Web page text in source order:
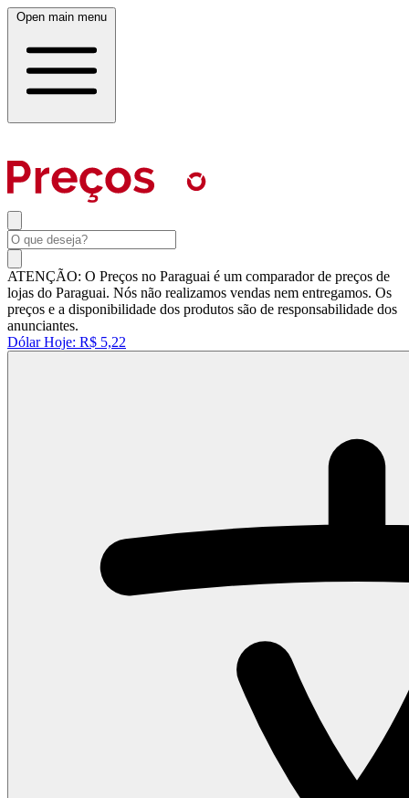
Open main menu
ATENÇÃO: O Preços no Paraguai é um comparador de preços de
lojas do Paraguai. Nós não realizamos vendas nem entregamos. Os
preços e a disponibilidade dos produtos são de responsabilidade dos
anunciantes.
Dólar Hoje: R$ 5,22